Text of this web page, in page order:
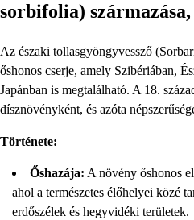
sorbifolia)
Az északi tollasgyöngyvessző
őshonos cserje, amely Szibériában,
Japánban is megtalálható. A 18.
dísznövényként, és azóta
Története:
Őshazája: A növény őshonos
ahol a természetes élőhelyei közé
erdőszélek és hegyvidéki területek.